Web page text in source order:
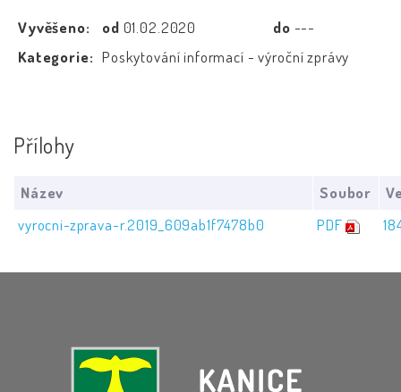
Vyvěšeno: od 01.02.2020 do ---
Kategorie: Poskytování informací - výroční zprávy
Přílohy
Název Soubor
vyrocni-zprava-r.2019_609ab1f7478b0
PDF